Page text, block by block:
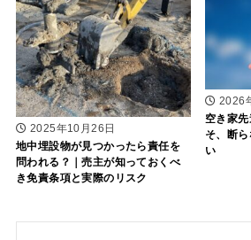
2025年10月26日
地中埋設物が見つかったら責任を
問われる？｜売主が知っておくべ
き免責条項と実際のリスク
2026
空き家
そ、断
い